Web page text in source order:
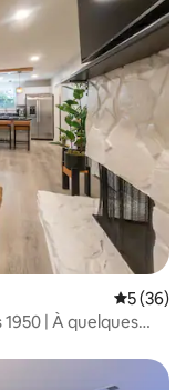
5 (36)
| À quelques